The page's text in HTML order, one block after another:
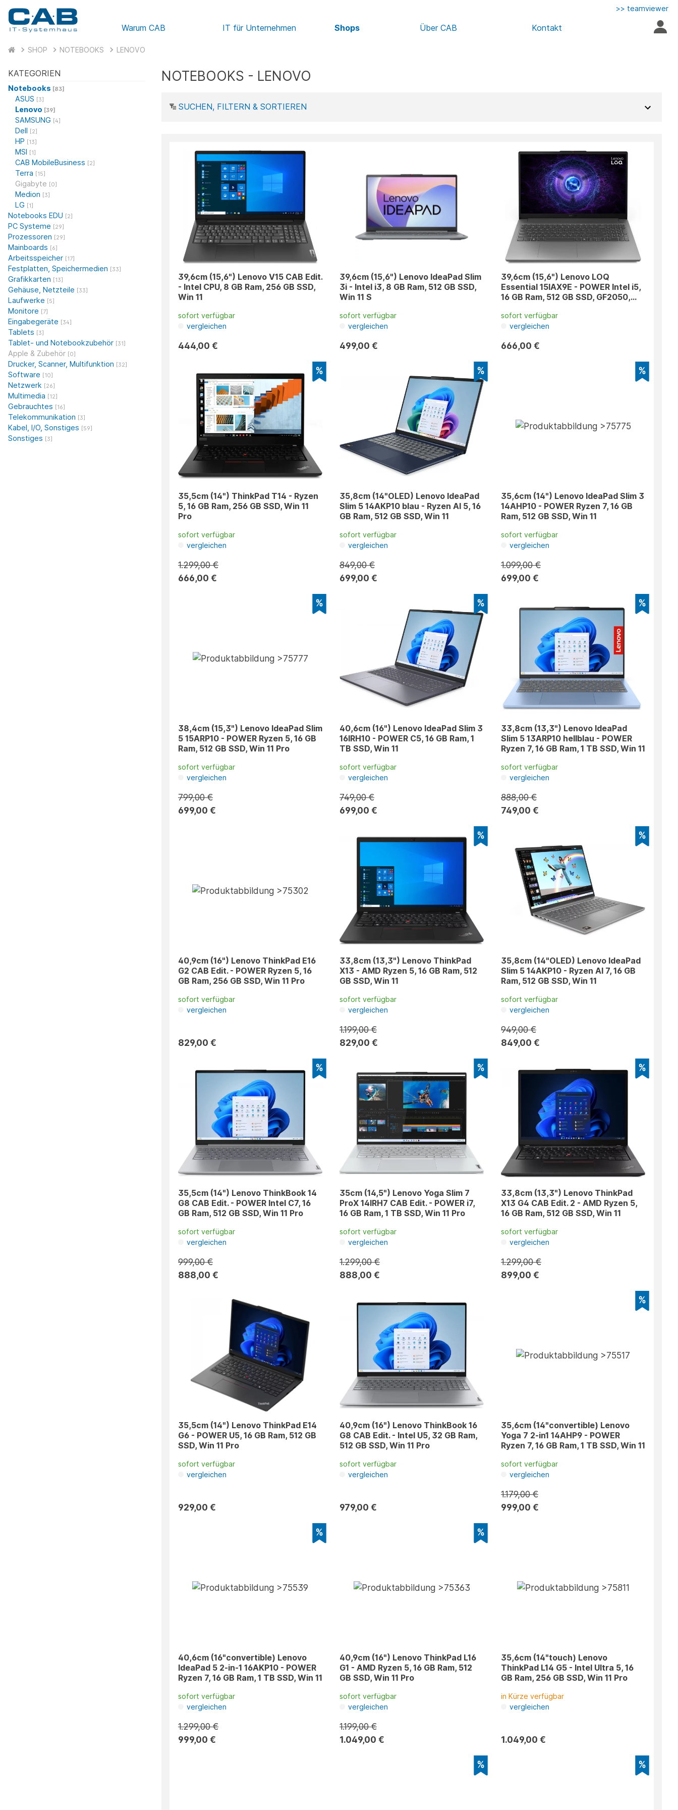
Warum CAB IT für Unternehmen Shops Über CAB Kontakt
>> teamviewer
SHOP NOTEBOOKS LENOVO
KATEGORIEN
Notebooks [83]
ASUS [3]
Lenovo [39]
SAMSUNG [4]
Dell [2]
HP [13]
MSI [1]
CAB MobileBusiness [2]
Terra [15]
Gigabyte [0]
Medion [3]
LG [1]
Notebooks EDU [2]
PC Systeme [29]
Prozessoren [29]
Mainboards [6]
Arbeitsspeicher [17]
Festplatten, Speichermedien [33]
Grafikkarten [13]
Gehäuse, Netzteile [33]
Laufwerke [5]
Monitore [7]
Eingabegeräte [34]
Tablets [3]
Tablet- und Notebookzubehör [31]
Apple & Zubehör [0]
Drucker, Scanner, Multifunktion [32]
Software [10]
Netzwerk [26]
Multimedia [12]
Gebrauchtes [16]
Telekommunikation [3]
Kabel, I/O, Sonstiges [59]
Sonstiges [3]
NOTEBOOKS - LENOVO
SUCHEN, FILTERN & SORTIEREN
39,6cm (15,6") Lenovo V15 CAB Edit.
- Intel CPU, 8 GB Ram, 256 GB SSD,
Win 11
sofort verfügbar
vergleichen
444,00 €
39,6cm (15,6") Lenovo IdeaPad Slim
3i - Intel i3, 8 GB Ram, 512 GB SSD,
Win 11 S
sofort verfügbar
vergleichen
499,00 €
39,6cm (15,6") Lenovo LOQ
Essential 15IAX9E - POWER Intel i5,
16 GB Ram, 512 GB SSD, GF2050,
sofort verfügbar
vergleichen
666,00 €
35,5cm (14") ThinkPad T14 - Ryzen
5, 16 GB Ram, 256 GB SSD, Win 11
Pro
sofort verfügbar
vergleichen
1.299,00 €
666,00 €
35,8cm (14"OLED) Lenovo IdeaPad
Slim 5 14AKP10 blau - Ryzen AI 5, 16
GB Ram, 512 GB SSD, Win 11
sofort verfügbar
vergleichen
849,00 €
699,00 €
35,6cm (14") Lenovo IdeaPad Slim 3
14AHP10 - POWER Ryzen 7, 16 GB
Ram, 512 GB SSD, Win 11
sofort verfügbar
vergleichen
1.099,00 €
699,00 €
38,4cm (15,3") Lenovo IdeaPad Slim
5 15ARP10 - POWER Ryzen 5, 16 GB
Ram, 512 GB SSD, Win 11 Pro
sofort verfügbar
vergleichen
799,00 €
699,00 €
40,6cm (16") Lenovo IdeaPad Slim 3
16IRH10 - POWER C5, 16 GB Ram, 1
TB SSD, Win 11
sofort verfügbar
vergleichen
749,00 €
699,00 €
33,8cm (13,3") Lenovo IdeaPad
Slim 5 13ARP10 hellblau - POWER
Ryzen 7, 16 GB Ram, 1 TB SSD, Win 11
sofort verfügbar
vergleichen
888,00 €
749,00 €
40,9cm (16") Lenovo ThinkPad E16
G2 CAB Edit. - POWER Ryzen 5, 16
GB Ram, 256 GB SSD, Win 11 Pro
sofort verfügbar
vergleichen
829,00 €
33,8cm (13,3") Lenovo ThinkPad
X13 - AMD Ryzen 5, 16 GB Ram, 512
GB SSD, Win 11
sofort verfügbar
vergleichen
1.199,00 €
829,00 €
35,8cm (14"OLED) Lenovo IdeaPad
Slim 5 14AKP10 - Ryzen AI 7, 16 GB
Ram, 512 GB SSD, Win 11
sofort verfügbar
vergleichen
949,00 €
849,00 €
35,5cm (14") Lenovo ThinkBook 14
G8 CAB Edit. - POWER Intel C7, 16
GB Ram, 512 GB SSD, Win 11 Pro
sofort verfügbar
vergleichen
999,00 €
888,00 €
35cm (14,5") Lenovo Yoga Slim 7
ProX 14IRH7 CAB Edit. - POWER i7,
16 GB Ram, 1 TB SSD, Win 11 Pro
sofort verfügbar
vergleichen
1.299,00 €
888,00 €
33,8cm (13,3") Lenovo ThinkPad
X13 G4 CAB Edit. 2 - AMD Ryzen 5,
16 GB Ram, 512 GB SSD, Win 11
sofort verfügbar
vergleichen
1.299,00 €
899,00 €
35,5cm (14") Lenovo ThinkPad E14
G6 - POWER U5, 16 GB Ram, 512 GB
SSD, Win 11 Pro
sofort verfügbar
vergleichen
929,00 €
40,9cm (16") Lenovo ThinkBook 16
G8 CAB Edit. - Intel U5, 32 GB Ram,
512 GB SSD, Win 11 Pro
sofort verfügbar
vergleichen
979,00 €
35,6cm (14"convertible) Lenovo
Yoga 7 2-in1 14AHP9 - POWER
Ryzen 7, 16 GB Ram, 1 TB SSD, Win 11
sofort verfügbar
vergleichen
1.179,00 €
999,00 €
40,6cm (16"convertible) Lenovo
IdeaPad 5 2-in-1 16AKP10 - POWER
Ryzen 7, 16 GB Ram, 1 TB SSD, Win 11
sofort verfügbar
vergleichen
1.299,00 €
999,00 €
40,9cm (16") Lenovo ThinkPad L16
G1 - AMD Ryzen 5, 16 GB Ram, 512
GB SSD, Win 11 Pro
sofort verfügbar
vergleichen
1.199,00 €
1.049,00 €
35,6cm (14"touch) Lenovo
ThinkPad L14 G5 - Intel Ultra 5, 16
GB Ram, 256 GB SSD, Win 11 Pro
in Kürze verfügbar
vergleichen
1.049,00 €